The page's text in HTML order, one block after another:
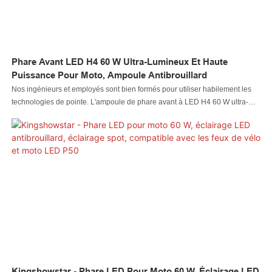
Phare Avant LED H4 60 W Ultra-Lumineux Et Haute
Puissance Pour Moto, Ampoule Antibrouillard
Nos ingénieurs et employés sont bien formés pour utiliser habilement les
technologies de pointe. L'ampoule de phare avant à LED H4 60 W ultra-
pour répondre aux besoins les plus variés. Actuellement, il est
généralement utilisé dans le(s) domaine(s) des systèmes d'éclairage
automatique